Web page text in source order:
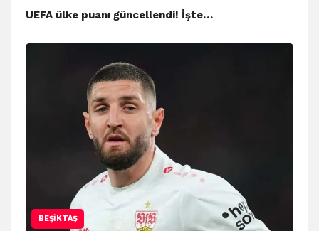
UEFA ülke puanı güncellendi! İşte…
BEŞIKTAŞ